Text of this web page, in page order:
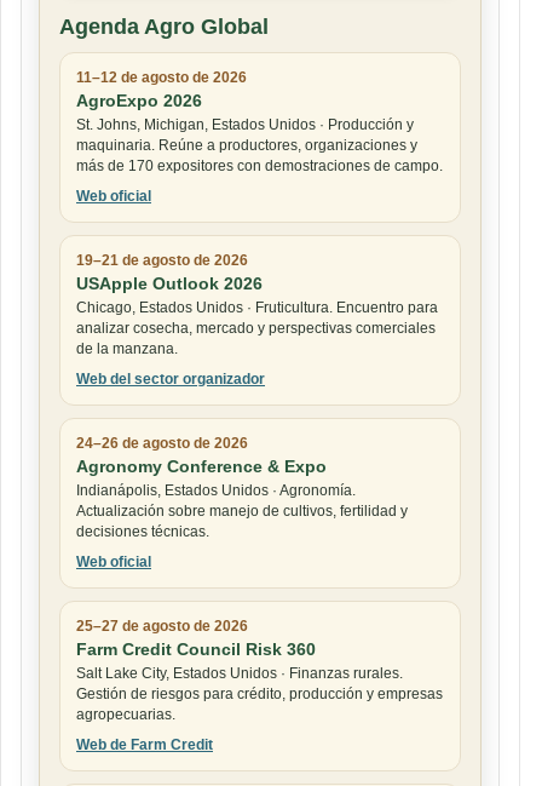
Agenda Agro Global
11–12 de agosto de 2026
AgroExpo 2026
St. Johns, Michigan, Estados Unidos · Producción y
maquinaria. Reúne a productores, organizaciones y
más de 170 expositores con demostraciones de campo.
Web oficial
19–21 de agosto de 2026
USApple Outlook 2026
Chicago, Estados Unidos · Fruticultura. Encuentro para
analizar cosecha, mercado y perspectivas comerciales
de la manzana.
Web del sector organizador
24–26 de agosto de 2026
Agronomy Conference & Expo
Indianápolis, Estados Unidos · Agronomía.
Actualización sobre manejo de cultivos, fertilidad y
decisiones técnicas.
Web oficial
25–27 de agosto de 2026
Farm Credit Council Risk 360
Salt Lake City, Estados Unidos · Finanzas rurales.
Gestión de riesgos para crédito, producción y empresas
agropecuarias.
Web de Farm Credit